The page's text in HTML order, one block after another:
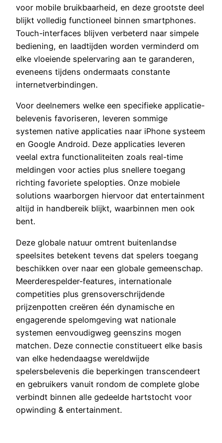
voor mobile bruikbaarheid, en deze grootste deel
blijkt volledig functioneel binnen smartphones.
Touch-interfaces blijven verbeterd naar simpele
bediening, en laadtijden worden verminderd om
elke vloeiende spelervaring aan te garanderen,
eveneens tijdens ondermaats constante
internetverbindingen.
Voor deelnemers welke een specifieke applicatie-
belevenis favoriseren, leveren sommige
systemen native applicaties naar iPhone systeem
en Google Android. Deze applicaties leveren
veelal extra functionaliteiten zoals real-time
meldingen voor acties plus snellere toegang
richting favoriete spelopties. Onze mobiele
solutions waarborgen hiervoor dat entertainment
altijd in handbereik blijkt, waarbinnen men ook
bent.
Deze globale natuur omtrent buitenlandse
speelsites betekent tevens dat spelers toegang
beschikken over naar een globale gemeenschap.
Meerderespelder-features, internationale
competities plus grensoverschrijdende
prijzenpotten creëren één dynamische en
engagerende spelomgeving wat nationale
systemen eenvoudigweg geenszins mogen
matchen. Deze connectie constitueert elke basis
van elke hedendaagse wereldwijde
spelersbelevenis die beperkingen transcendeert
en gebruikers vanuit rondom de complete globe
verbindt binnen alle gedeelde hartstocht voor
opwinding & entertainment.